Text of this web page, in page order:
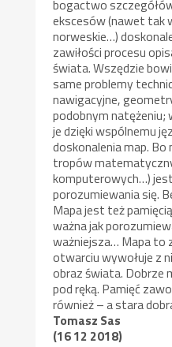
bogactwo
ekscesów (nawet tak
norweskie…)
zawiłości procesu
świata. Wszędzie
same problemy
nawigacyjne,
podobnym
je dzięki wspólnemu
doskonalenia map. Bo
tropów
komputerowych…)
porozumiewania się.
Mapa jest też
ważna jak
ważniejsza… Mapa to
otwarciu wywołuje z
obraz świata. Dobrze
pod ręką. Pamięć
również – a stara
Tomasz Sas
(16 12 2018)